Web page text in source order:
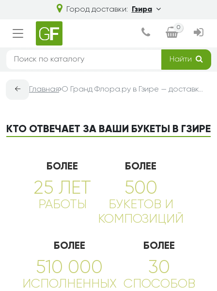
Город доставки: Гзира
0
Найти
← Главная О Гранд Флора.ру в Гзире — доставка букетов из цветов
КТО ОТВЕЧАЕТ ЗА ВАШИ БУКЕТЫ В ГЗИРЕ
БОЛЕЕ
25 ЛЕТ
РАБОТЫ
БОЛЕЕ
500
БУКЕТОВ И
КОМПОЗИЦИЙ
БОЛЕЕ
510 000
ИСПОЛНЕННЫХ
БОЛЕЕ
30
СПОСОБОВ